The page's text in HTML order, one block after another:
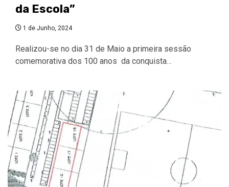
da Escola”
1 de Junho, 2024
Realizou-se no dia 31 de Maio a primeira sessão
comemorativa dos 100 anos da conquista…